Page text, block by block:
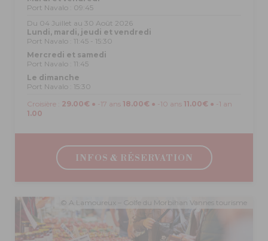
Port Navalo : 09:45
Du 04 Juillet au 30 Août 2026
Lundi, mardi, jeudi et vendredi
Port Navalo : 11:45 - 15:30
Mercredi et samedi
Port Navalo : 11:45
Le dimanche
Port Navalo : 15:30
Croisière : 29.00€ ● -17 ans 18.00€ ● -10 ans 11.00€ ● -1 an
1.00
INFOS & RÉSERVATION
© A.Lamoureux – Golfe du Morbihan Vannes tourisme